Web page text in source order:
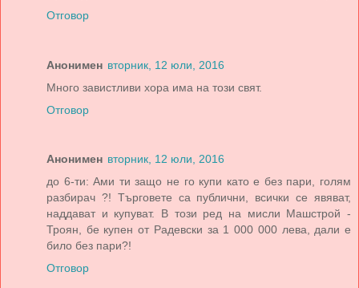
Отговор
Анонимен вторник, 12 юли, 2016
Много завистливи хора има на този свят.
Отговор
Анонимен вторник, 12 юли, 2016
до 6-ти: Ами ти защо не го купи като е без пари, голям
разбирач ?! Търговете са публични, всички се явяват,
наддават и купуват. В този ред на мисли Машстрой -
Троян, бе купен от Радевски за 1 000 000 лева, дали е
било без пари?!
Отговор